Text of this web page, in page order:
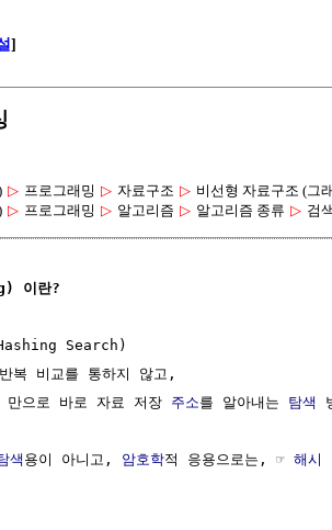
]
▷ 프로그래밍 ▷ 자료구조 ▷ 비선형 자료구조 (그
▷ 프로그래밍 ▷ 알고리즘 ▷ 알고리즘 종류 ▷ 검
이란?
Search)
복 비교를 통하지 않고,
으로 바로 자료 저장
주소를 알아내는 탐색
색 용이 아니고, 암호학적 응용으로는, ☞ 해시